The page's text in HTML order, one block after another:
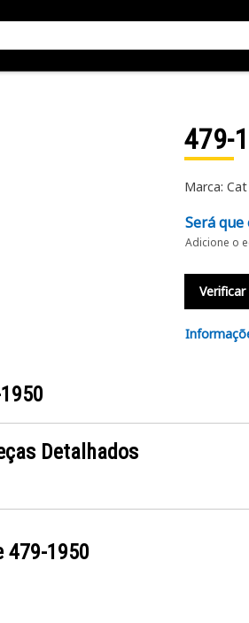
479-
Marca: Cat
Será
Adicione o
Detalhados
479-1950